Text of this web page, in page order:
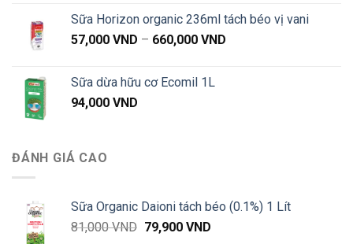
Sữa Horizon organic 236ml tách béo vị vani
57,000 VND – 660,000 VND
Sữa dừa hữu cơ Ecomil 1L
94,000 VND
ĐÁNH GIÁ CAO
Sữa Organic Daioni tách béo (0.1%) 1 Lít
81,000VND Giá
79,900 VNDGiá